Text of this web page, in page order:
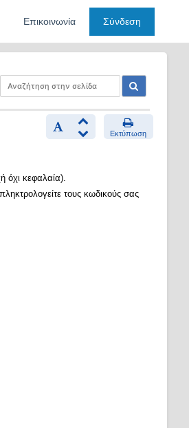
Επικοινωνία Σύνδεση
Εκτύπωση
όχι κεφαλαία).
τους κωδικούς σας